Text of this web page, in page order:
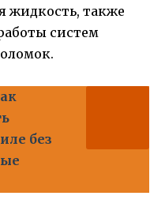
жидкость, также
систем
без